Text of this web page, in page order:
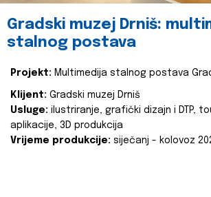
Gradski muzej Drniš:
stalnog postava
Projekt: Multimedija stalnog postava
Klijent: Gradski muzej Drniš
Usluge: ilustriranje, grafički dizajn i DTP,
aplikacije, 3D produkcija
Vrijeme produkcije: siječanj - kolovoz